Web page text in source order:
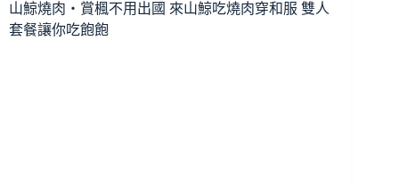
山鯨燒肉‧賞楓不用出國 來山鯨吃燒肉穿和服 雙人
套餐讓你吃飽飽